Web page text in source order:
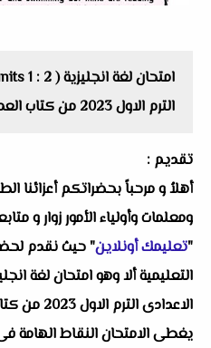
الترم الاول 2023 من كتاب العمالقة
تقديم :
أهلاُ و مرحباً بحضراتكم أعزائنا
ومعلمات وأولياء الأمور زوار و
"تعليمك أونلاين" حيث نقدم
الاعدادى
يغطى الامتحان النقاط